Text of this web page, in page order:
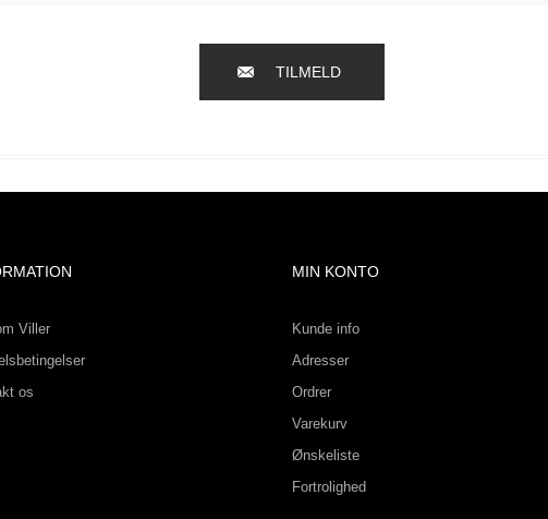
TILMELD
Viller
os
MIN KONTO
Kunde info
Adresser
Ordrer
Varekurv
Ønskeliste
Fortrolighed